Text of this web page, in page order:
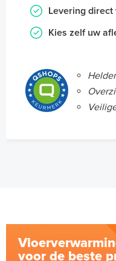
Levering
Kies zelf uw
voor de beste